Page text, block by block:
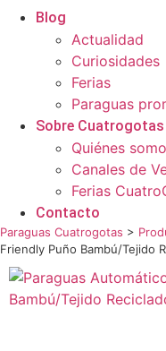
Blog
Actualidad
Curiosidades
Ferias
Paraguas
Sobre Cuatrogotas
Quiénes
Canales de
Ferias
Contacto
Paraguas Cuatrogotas >
Friendly Puño Bambú/Tejido